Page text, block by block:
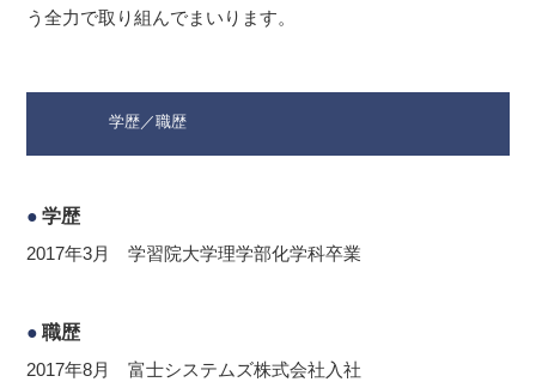
う全力で取り組んでまいります。
学歴／職歴
学歴
2017年3月 学習院大学理学部化学科卒業
職歴
2017年8月 富士システムズ株式会社入社